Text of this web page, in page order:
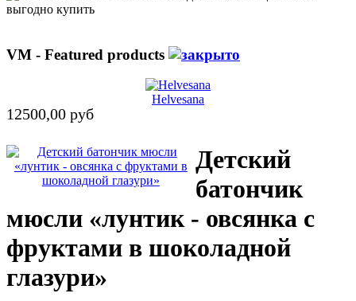
VM - Featured products
Helvesana
12500,00 руб
Детский
батончик
мюсли «лунтик - овсянка с
фруктами в шоколадной
глазури»